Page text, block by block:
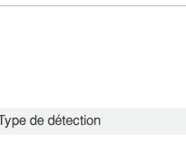
Type de détection